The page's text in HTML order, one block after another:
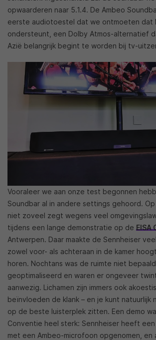
opwaarderen naar 5.1.4. De Ambeo
eerste audiotoestel dat we ontmoeten dat
ondersteunt, een Dolby Atmos-alternatief
Azië belangrijk begint te worden bij tv-
Vooraleer we aan onze test begonnen
Soundbar al in andere settings gehoord.
niet zoveel zegt wegens veel
tijdens een lange demonstratie op de EISA
Antwerpen. Daar maakte de Sennheiser
zowel voor- als achteraan in de kamer
horen. Nochtans was de ruimte niet
geoptimaliseerd en waren er ongeveer
aanwezig. Lichamen zijn immers ook
beïnvloeden de klank – en je kunt natuurlijk
op de beste luisterplek zitten. Een demo
Conventie heel sterk: Sennheiser heeft
met een Ambeo-microfoon opgenomen,